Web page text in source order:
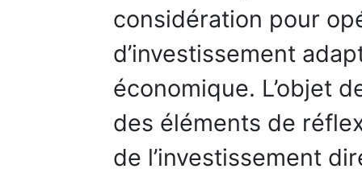
considération pour
d’investissement
économique. L’objet
des éléments de
de l’investissement